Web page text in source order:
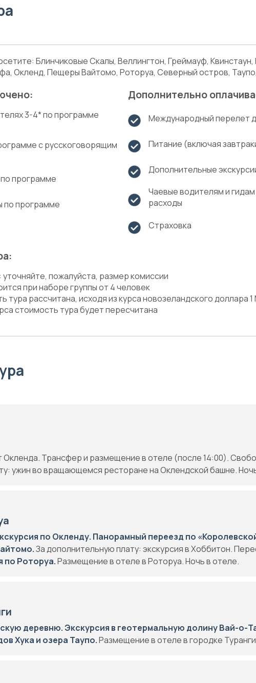
Блинчиковые Скалы, Веллингтон, Греймауф, Квинстаун,
Окленд, Пещеры Вайтомо, Роторуа, Северный остров,
3-4* по программе
с русскоговорящим
программе
по программе
Дополнительно
Международный перелет
Питание (включая
Дополнительные
Чаевые водителям и
расходы
Страховка
пожалуйста, размер комиссии
при наборе группы от 4 человек
тура рассчитана, исходя из курса новозеландского доллара 1
стоимость тура будет пересчитана
Трансфер и размещение в отеле (после 14:00).
ужин во вращающемся ресторане на Оклендской башне.
по Окленду. Панорамный переезд по
За дополнительную плату: экскурсия в Хоббитон.
по Роторуа.Размещение в отеле в Роторуа. Ночь в отеле.
деревню.Экскурсия в геотермальную долину Вай-о-
Хука и озера Таупо.Размещение в отеле в городке